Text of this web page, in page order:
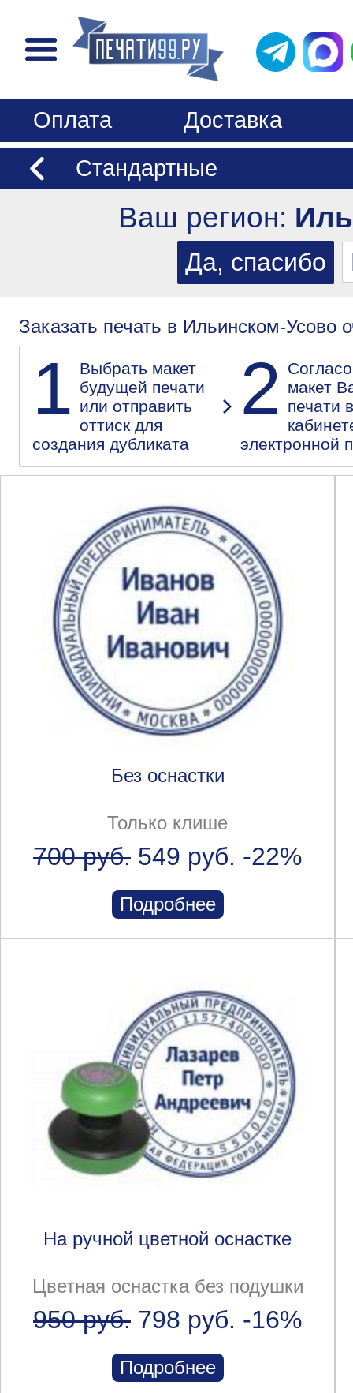
Оплата
Доставка
Стандартные
Ваш регион:
Заказать печать в Ильинском-Усово
1 Выбрать макет
будущей печати
или отправить
оттиск для
создания дубликата
2
макет
печати
электронной
Без оснастки
Только клише
700 руб. 549 руб. -22%
Подробнее
На ручной цветной оснастке
Цветная оснастка без подушки
950 руб. 798 руб. -16%
Подробнее